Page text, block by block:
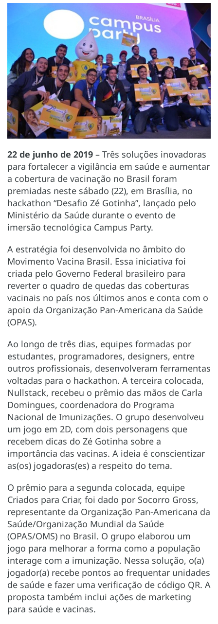
22 de junho de 2019 – Três soluções inovadoras
para fortalecer a vigilância em saúde e aumentar
a cobertura de vacinação no Brasil foram
premiadas neste sábado (22), em Brasília, no
hackathon “Desafio Zé Gotinha”, lançado pelo
Ministério da Saúde durante o evento de
imersão tecnológica Campus Party.
A estratégia foi desenvolvida no âmbito do
Movimento Vacina Brasil. Essa iniciativa foi
criada pelo Governo Federal brasileiro para
reverter o quadro de quedas das coberturas
vacinais no país nos últimos anos e conta com o
apoio da Organização Pan-Americana da Saúde
(OPAS).
Ao longo de três dias, equipes formadas por
estudantes, programadores, designers, entre
outros profissionais, desenvolveram ferramentas
voltadas para o hackathon. A terceira colocada,
Nullstack, recebeu o prêmio das mãos de Carla
Domingues, coordenadora do Programa
Nacional de Imunizações. O grupo desenvolveu
um jogo em 2D, com dois personagens que
recebem dicas do Zé Gotinha sobre a
importância das vacinas. A ideia é conscientizar
as(os) jogadoras(es) a respeito do tema.
O prêmio para a segunda colocada, equipe
Criados para Criar, foi dado por Socorro Gross,
representante da Organização Pan-Americana da
Saúde/Organização Mundial da Saúde
(OPAS/OMS) no Brasil. O grupo elaborou um
jogo para melhorar a forma como a população
interage com a imunização. Nessa solução, o(a)
jogador(a) recebe pontos ao frequentar unidades
de saúde e fazer uma verificação de código QR. A
proposta também inclui ações de marketing
para saúde e vacinas.